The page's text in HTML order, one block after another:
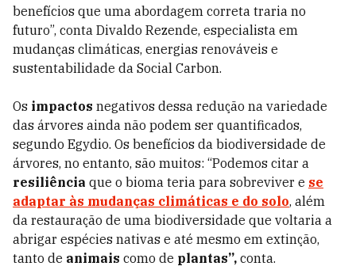
benefícios que uma abordagem correta traria no
futuro”, conta Divaldo Rezende, especialista em
mudanças climáticas, energias renováveis e
sustentabilidade da Social Carbon.
Os impactos negativos dessa redução na variedade
das árvores ainda não podem ser quantificados,
segundo Egydio. Os benefícios da biodiversidade de
árvores, no entanto, são muitos: “Podemos citar a
resiliência que o bioma teria para sobreviver e se
adaptar às mudanças climáticas e do solo, além
da restauração de uma biodiversidade que voltaria a
abrigar espécies nativas e até mesmo em extinção,
tanto de animais como de plantas”, conta.